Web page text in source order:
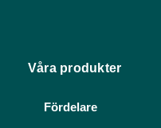
Våra produkter
Fördelare